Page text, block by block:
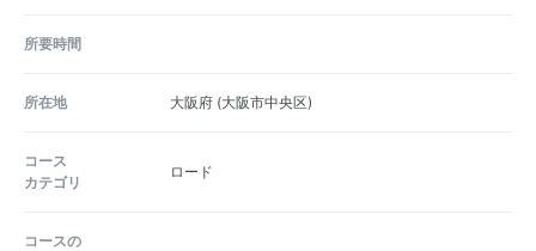
所要時間
所在地 大阪府 (大阪市中央区)
コース
カテゴリ
ロード
コースの